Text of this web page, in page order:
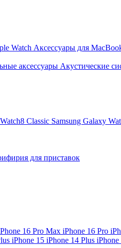
Watch Аксессуары для
аксессуары Акустические
Classic Samsung Galaxy
для приставок
16 Pro Max iPhone 16 Pro
iPhone 15 iPhone 14 Plus iPhone